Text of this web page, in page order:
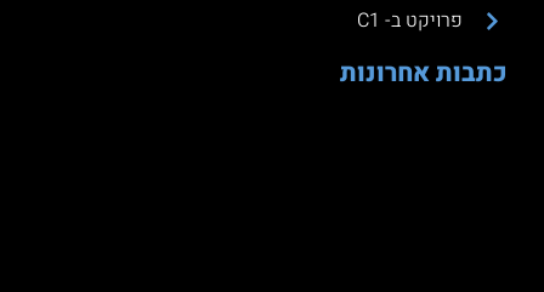
פרויקט ב- C1
כתבות אחרונות